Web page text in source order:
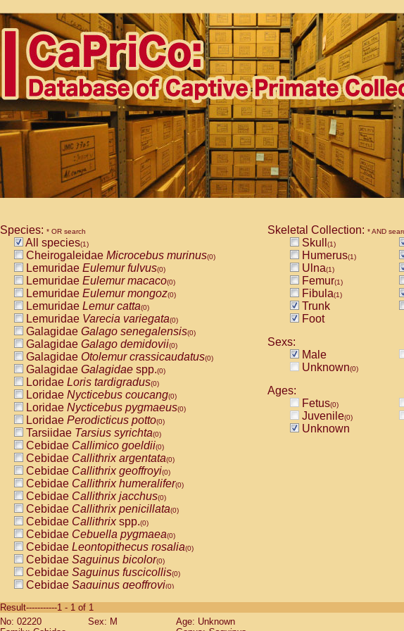
Species: * OR search
All species(1)
Cheirogaleidae Microcebus murinus(0)
Lemuridae Eulemur fulvus(0)
Lemuridae Eulemur macaco(0)
Lemuridae Eulemur mongoz(0)
Lemuridae Lemur catta(0)
Lemuridae Varecia variegata(0)
Galagidae Galago senegalensis(0)
Galagidae Galago demidovii(0)
Galagidae Otolemur crassicaudatus(0)
Galagidae Galagidae spp.(0)
Loridae Loris tardigradus(0)
Loridae Nycticebus coucang(0)
Loridae Nycticebus pygmaeus(0)
Loridae Perodicticus potto(0)
Tarsiidae Tarsius syrichta(0)
Cebidae Callimico goeldii(0)
Cebidae Callithrix argentata(0)
Cebidae Callithrix geoffroyi(0)
Cebidae Callithrix humeralifer(0)
Cebidae Callithrix jacchus(0)
Cebidae Callithrix penicillata(0)
Cebidae Callithrixspp.(0)
Cebidae Cebuella pygmaea(0)
Cebidae Leontopithecus rosalia(0)
Cebidae Saguinus bicolor(0)
Cebidae Saguinus fuscicollis(0)
Cebidae Saguinus geoffroyi(0)
CebidaeSaguinus labiatus(0)
Cebidae Saguinus leucopus (0)
Skeletal Collection: * AND
Skull (1)
Humerus(1)
Ulna(1)
Femur(1)
Fibula(1)
Trunk
Foot
Sexs:
Male
Unknown(0)
Ages:
Fetus(0)
Juvenile(0)
Unknown
Result-----------1 - 1 of 1
No: 02220
Sex: M
Age: Unknown